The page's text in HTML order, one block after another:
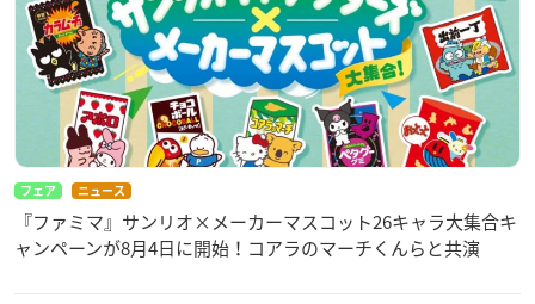
フェア ニュース
『ファミマ』サンリオ×メーカーマスコット26キャラ大集合キ
ャンペーンが8月4日に開始！コアラのマーチくんらと共演